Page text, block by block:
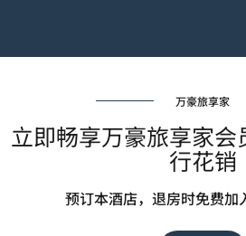
万豪旅享家
立即畅享万豪旅享家
行花销
预订本酒店，退房时免费加